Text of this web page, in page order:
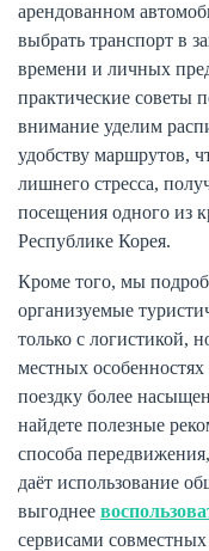
арендованном
выбрать транспорт в
времени и личных
практические советы
внимание уделим
удобству маршрутов,
лишнего стресса,
посещения одного из
Республике Корея.
Кроме того, мы
организуемые
только с логистикой,
местных
поездку более
найдете полезные
способа
даёт использование
выгоднее
сервисами совместных